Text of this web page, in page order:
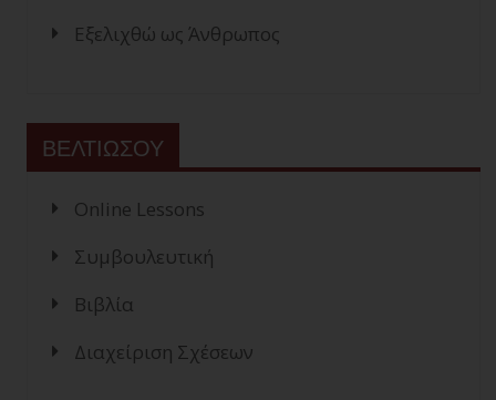
Εξελιχθώ ως Άνθρωπος
ΒΕΛΤΙΩΣΟΥ
Online Lessons
Συμβουλευτική
Βιβλία
Διαχείριση Σχέσεων